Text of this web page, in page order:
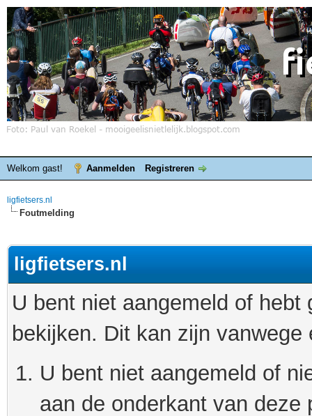
Welkom gast! Aanmelden Registreren
ligfietsers.nl
Foutmelding
ligfietsers.nl
U bent niet aangemeld of
bekijken. Dit kan zijn
U bent niet aangemeld of
aan de onderkant van